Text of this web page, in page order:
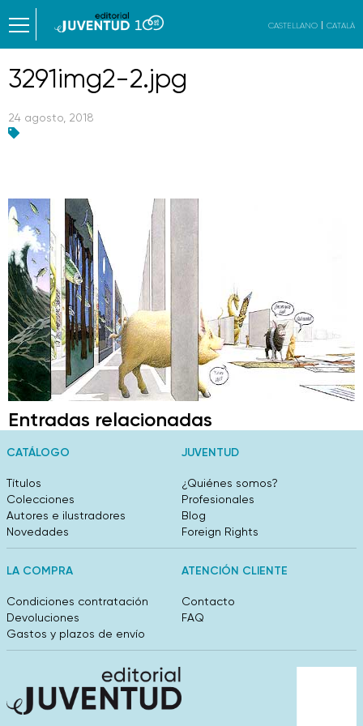
CASTELLANO CATALÀ
3291img2-2.jpg
24 agosto, 2018
Entradas relacionadas
CATÁLOGO
Títulos
Colecciones
Autores e ilustradores
Novedades
JUVENTUD
¿Quiénes somos?
Profesionales
Blog
Foreign Rights
LA COMPRA
Condiciones contratación
Devoluciones
Gastos y plazos de envío
ATENCIÓN CLIENTE
Contacto
FAQ